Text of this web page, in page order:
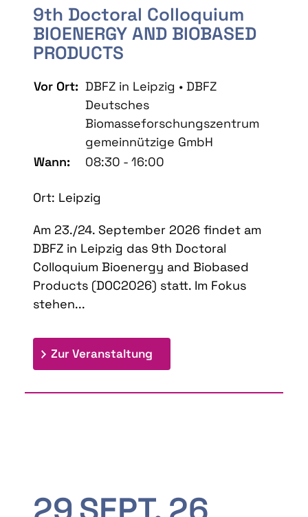
9th Doctoral Colloquium
BIOENERGY AND BIOBASED
PRODUCTS
Vor Ort: DBFZ in Leipzig • DBFZ
Deutsches
Biomasseforschungszentrum
gemeinnützige GmbH
Wann:
08:30 - 16:00
Ort: Leipzig
Am 23./24. September 2026 findet am
DBFZ in Leipzig das 9th Doctoral
Colloquium Bioenergy and Biobased
Products (DOC2026) statt. Im Fokus
stehen...
Zur Veranstaltung